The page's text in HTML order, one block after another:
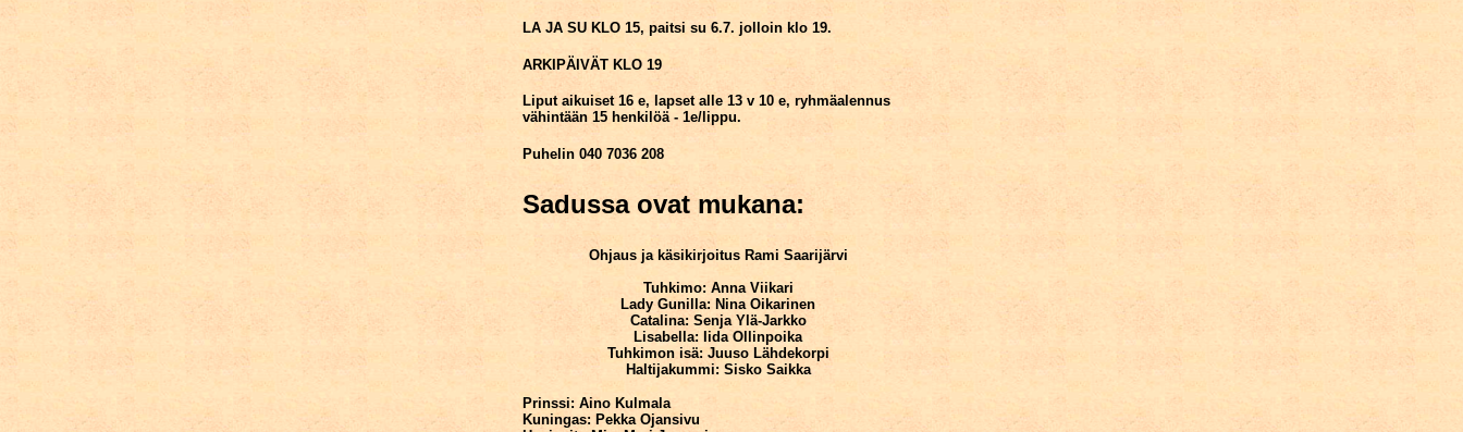
LA JA SU KLO 15, paitsi su 6.7. jolloin klo 19.
ARKIPÄIVÄT KLO 19
Liput aikuiset 16 e, lapset alle 13 v 10 e, ryhmäalennus
vähintään 15 henkilöä - 1e/lippu.
Puhelin 040 7036 208
Sadussa ovat mukana:
Ohjaus ja käsikirjoitus Rami Saarijärvi
Tuhkimo: Anna Viikari
Lady Gunilla: Nina Oikarinen
Catalina: Senja Ylä-Jarkko
Lisabella: Iida Ollinpoika
Tuhkimon isä: Juuso Lähdekorpi
Haltijakummi: Sisko Saikka
Prinssi: Aino Kulmala
Kuningas: Pekka Ojansivu